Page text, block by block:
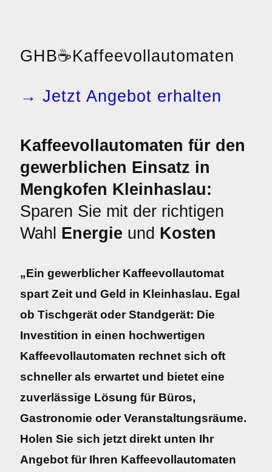
GHB☕Kaffeevollautomaten
→ Jetzt Angebot erhalten
Kaffeevollautomaten für den
gewerblichen Einsatz in
Mengkofen Kleinhaslau:
Sparen Sie mit der richtigen
Wahl Energie und Kosten
„Ein gewerblicher Kaffeevollautomat
spart Zeit und Geld in Kleinhaslau. Egal
ob Tischgerät oder Standgerät: Die
Investition in einen hochwertigen
Kaffeevollautomaten rechnet sich oft
schneller als erwartet und bietet eine
zuverlässige Lösung für Büros,
Gastronomie oder Veranstaltungsräume.
Holen Sie sich jetzt direkt unten Ihr
Angebot für Ihren Kaffeevollautomaten